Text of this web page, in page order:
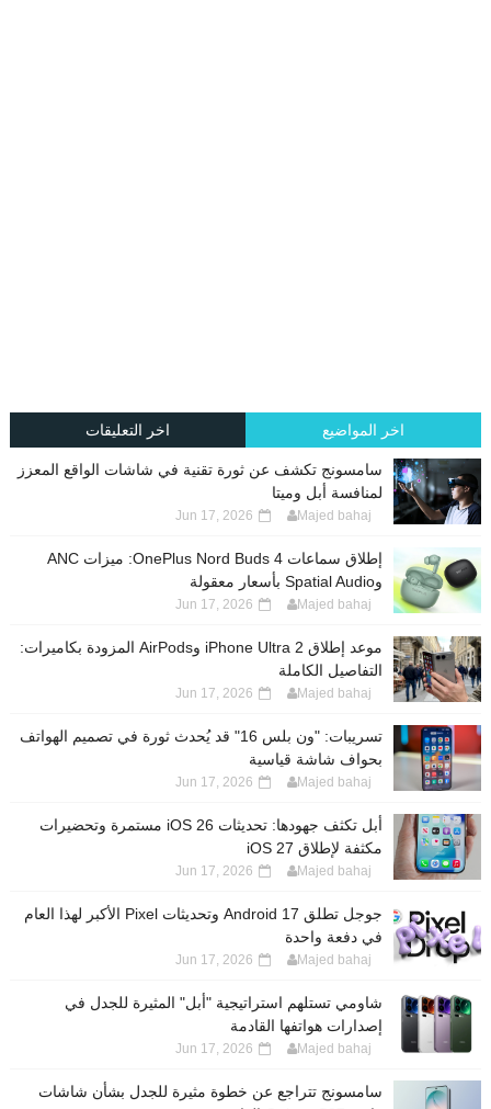
اخر المواضيع اخر التعليقات
سامسونج تكشف عن ثورة تقنية في شاشات الواقع المعزز
لمنافسة أبل وميتا
Majed bahaj
Jun 17, 2026
إطلاق سماعات OnePlus Nord Buds 4: ميزات ANC
وSpatial Audio بأسعار معقولة
Majed bahaj
Jun 17, 2026
موعد إطلاق iPhone Ultra 2 وAirPods المزودة بكاميرات:
التفاصيل الكاملة
Majed bahaj
Jun 17, 2026
تسريبات: "ون بلس 16" قد يُحدث ثورة في تصميم الهواتف
بحواف شاشة قياسية
Majed bahaj
Jun 17, 2026
أبل تكثف جهودها: تحديثات iOS 26 مستمرة وتحضيرات
مكثفة لإطلاق iOS 27
Majed bahaj
Jun 17, 2026
جوجل تطلق Android 17 وتحديثات Pixel الأكبر لهذا العام
في دفعة واحدة
Majed bahaj
Jun 17, 2026
شاومي تستلهم استراتيجية "أبل" المثيرة للجدل في
إصدارات هواتفها القادمة
Majed bahaj
Jun 17, 2026
سامسونج تتراجع عن خطوة مثيرة للجدل بشأن شاشات